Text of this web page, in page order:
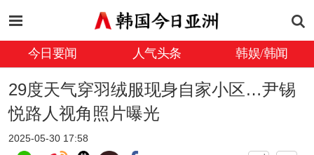
今日要闻 人气头条 韩娱/韩闻
29度天气穿羽绒服现身自家小区…尹锡
悦路人视角照片曝光
2025-05-30 17:58